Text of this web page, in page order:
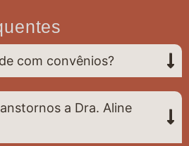
com convênios?
a Dra. Aline